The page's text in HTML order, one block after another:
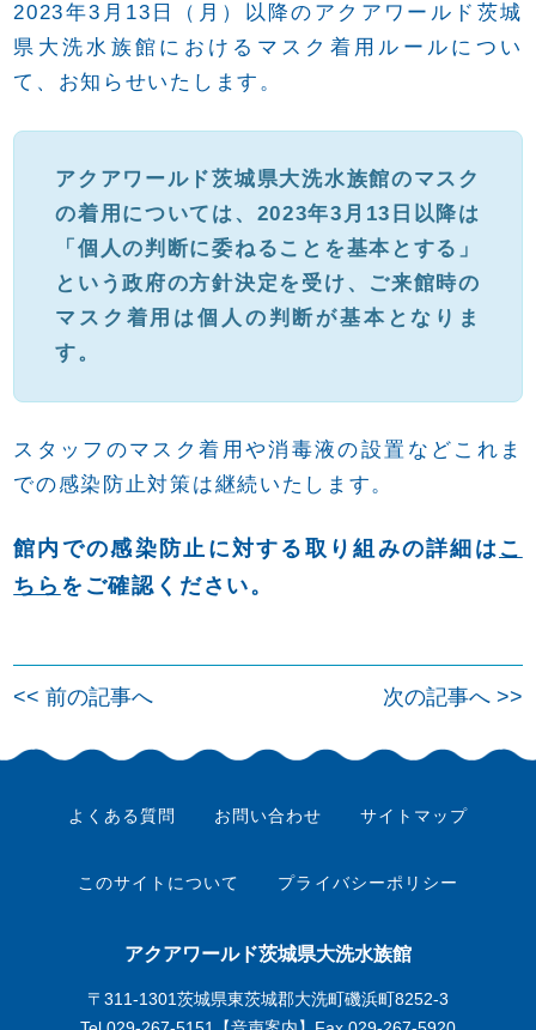
tt
er
c
e
b
o
o
k
e
ail
2023年3月13日（月）以降のアクアワールド茨城
県大洗水族館におけるマスク着用ルールについ
て、お知らせいたします。
アクアワールド茨城県大洗水族館のマスク
の着用については、2023年3月13日以降は
「個人の判断に委ねることを基本とする」
という政府の方針決定を受け、ご来館時の
マスク着用は個人の判断が基本となりま
す。
スタッフのマスク着用や消毒液の設置などこれま
での感染防止対策は継続いたします。
館内での感染防止に対する取り組みの詳細は こ
ちら をご確認ください。
投
ナ
<< 前の記事へ 次の記事へ >>
よくある質問 お問い合わせ サイトマップ
このサイトについて プライバシーポリシー
アクアワールド茨城県大洗水族館
〒311-1301茨城県東茨城郡大洗町磯浜町8252-3